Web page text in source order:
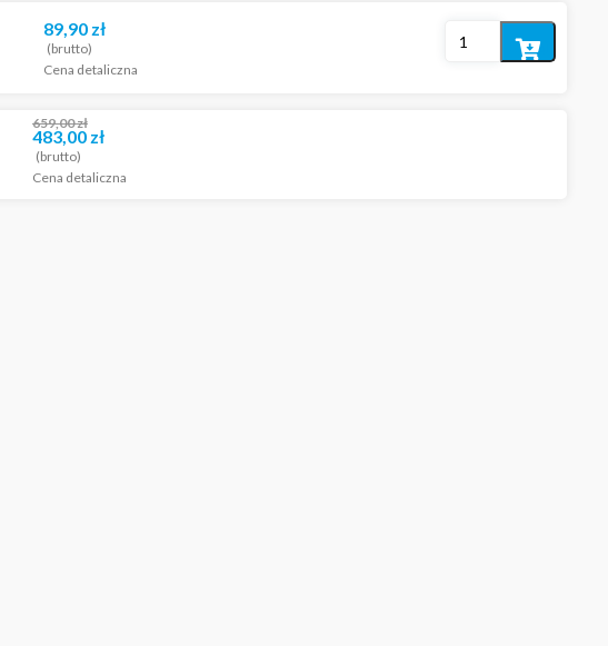
89,90 zł
(brutto)
Cena detaliczna
Dodaj
659,00zł
483,00 zł
(brutto)
Cena detaliczna